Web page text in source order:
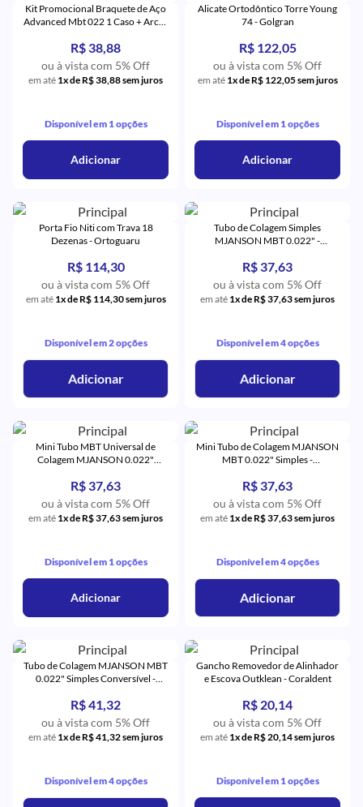
Kit Promocional Braquete de Aço
Advanced Mbt 022 1 Caso + Arcos
R$ 38,88
ou à vista com 5% Off
em até 1x de R$ 38,88 sem juros
Disponível em 1 opções
Adicionar
Alicate Ortodôntico Torre Young
74 - Golgran
R$ 122,05
ou à vista com 5% Off
em até 1x de R$ 122,05 sem juros
Disponível em 1 opções
Adicionar
Porta Fio Niti com Trava 18
Dezenas - Ortoguaru
R$ 114,30
ou à vista com 5% Off
em até 1x de R$ 114,30 sem juros
Disponível em 2 opções
Adicionar
Tubo de Colagem Simples
MJANSON MBT 0.022" -
R$ 37,63
ou à vista com 5% Off
em até 1x de R$ 37,63 sem juros
Disponível em 4 opções
Adicionar
Mini Tubo MBT Universal de
Colagem MJANSON 0.022"
Orthometric
R$ 37,63
ou à vista com 5% Off
em até 1x de R$ 37,63 sem juros
Disponível em 1 opções
Adicionar
Mini Tubo de Colagem MJANSON
MBT 0.022" Simples -
R$ 37,63
ou à vista com 5% Off
em até 1x de R$ 37,63 sem juros
Disponível em 4 opções
Adicionar
Tubo de Colagem MJANSON MBT
0.022" Simples Conversível -
R$ 41,32
ou à vista com 5% Off
em até 1x de R$ 41,32 sem juros
Disponível em 4 opções
Gancho Removedor de Alinhador
e Escova Outklean - Coraldent
R$ 20,14
ou à vista com 5% Off
em até 1x de R$ 20,14 sem juros
Disponível em 1 opções